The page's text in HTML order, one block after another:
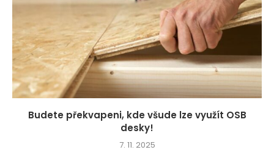
Budete překvapeni, kde všude lze využít OSB
desky!
7. 11. 2025